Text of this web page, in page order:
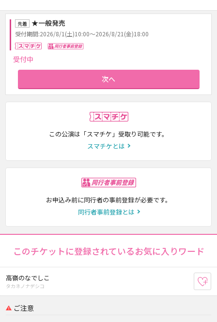
先着 ★一般発売
受付期間:2026/8/1(土)10:00～2026/8/21(金)18:00
スマチケ
受付中
次へ
この公演は「スマチケ」受取り可能です。
スマチケとは
お申込み前に同行者の事前登録が必要です。
同行者事前登録とは
このチケットに登録されているお気に入りワード
高嶺のなでしこ
タカネノナデシコ
ご注意